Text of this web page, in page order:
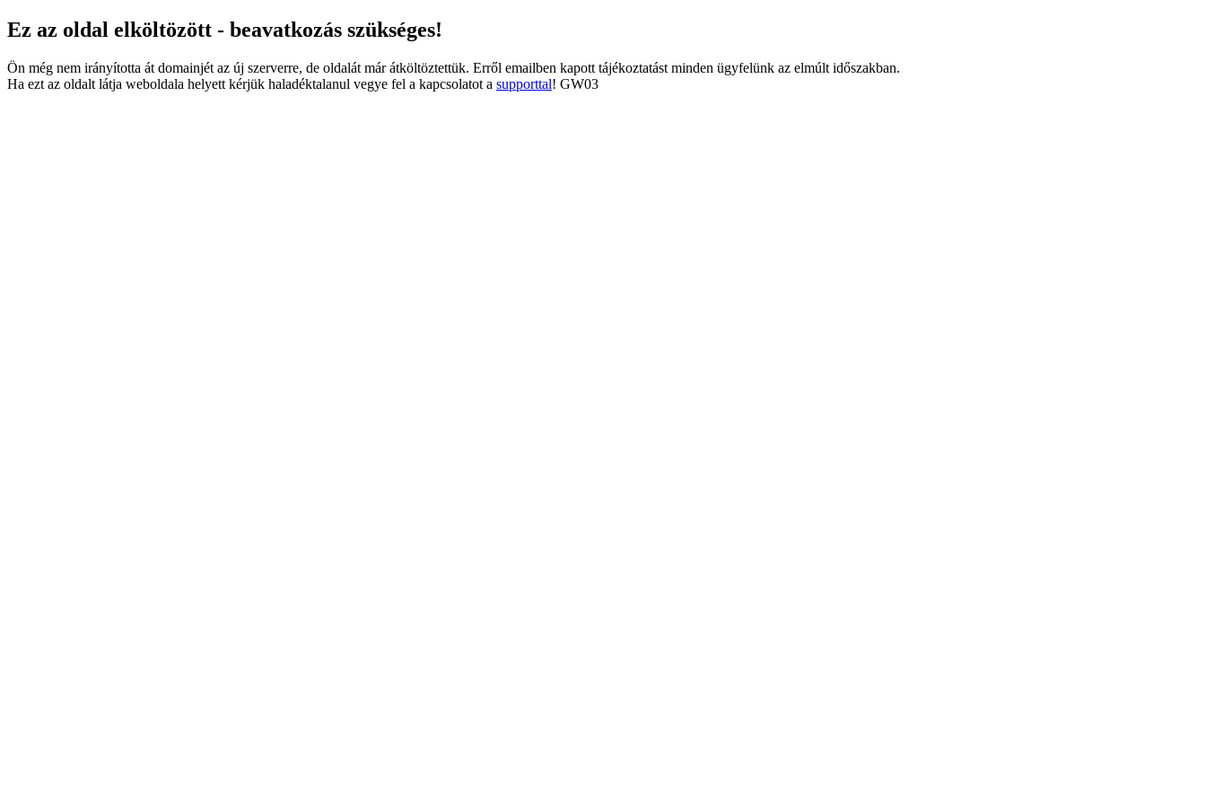
Ez az oldal elköltözött - beavatkozás szükséges!
Ön még nem irányította át domainjét az új szerverre, de oldalát már átköltöztettük. Erről emailben kapott tájékoztatást minden ügyfelünk az elmúlt időszakban.
Ha ezt az oldalt látja weboldala helyett kérjük haladéktalanul vegye fel a kapcsolatot a supporttal! GW03